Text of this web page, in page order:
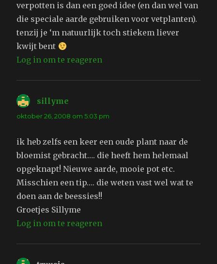
verpotten is dan een goed idee (en dan wel van
die speciale aarde gebruiken voor vetplanten).
tenzij je ‘m natuurlijk toch stiekem liever
kwijt bent
Log in om te reageren
sillyme
oktober 26, 2008 om 5:03 pm
ik heb zelfs een keer een oude plant naar de
bloemist gebracht…. die heeft hem helemaal
opgeknapt! Nieuwe aarde, mooie pot etc.
Misschien een tip…. die weten vast wel wat te
doen aan de beessies!!
Groetjes Sillyme
Log in om te reageren